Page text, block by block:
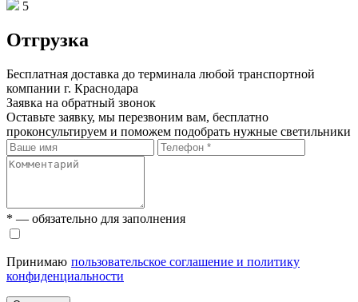
5
Отгрузка
Бесплатная доставка до терминала любой транспортной
компании г. Краснодара
Заявка на обратный звонок
Оставьте заявку, мы перезвоним вам, бесплатно
проконсультируем и поможем подобрать нужные светильники
* — обязательно для заполнения
Принимаю пользовательское соглашение и политику
конфиденциальности